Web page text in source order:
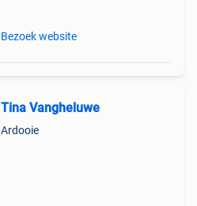
Bezoek website
Tina Vangheluwe
Ardooie